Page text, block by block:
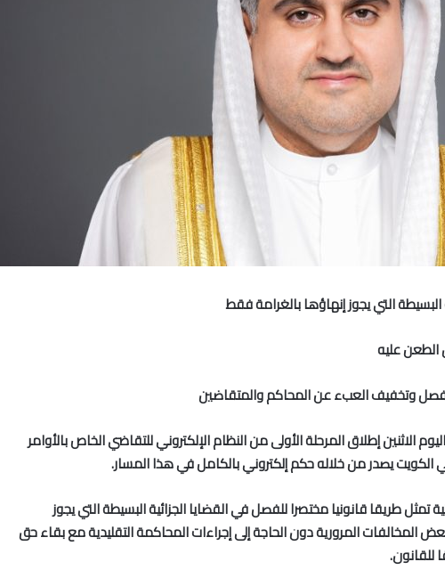
التي يجوز إنهاؤها بالغرامة فقط
عليه
وتخفيف العبء عن المحاكم والمتقاضين
الاثنين إطلاق المرحلة الأولى من النظام الإلكتروني للتقاضي الخاص بالأوامر
الكويت يصدر من خلاله حكم إلكتروني بالكامل في هذا المسار.
تمثل طريقا قانونيا مختصرا للفصل في القضايا الجزائية البسيطة التي يجوز
المرورية دون الحاجة إلى إجراءات المحاكمة التقليدية مع بقاء حق